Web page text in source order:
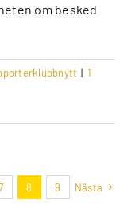
om besked
| 1
8 9 Nästa